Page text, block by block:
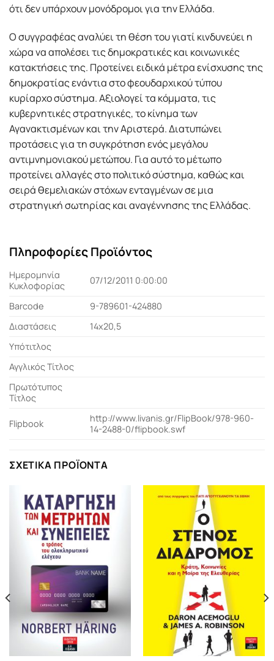
ότι δεν υπάρχουν μονόδρομοι για την Ελλάδα.
Ο συγγραφέας αναλύει τη θέση του γιατί κινδυνεύει η
χώρα να απολέσει τις δημοκρατικές και κοινωνικές
κατακτήσεις της. Προτείνει ειδικά μέτρα ενίσχυσης της
δημοκρατίας ενάντια στο φεουδαρχικού τύπου
κυρίαρχο σύστημα. Αξιολογεί τα κόμματα, τις
κυβερνητικές στρατηγικές, το κίνημα των
Αγανακτισμένων και την Αριστερά. Διατυπώνει
προτάσεις για τη συγκρότηση ενός μεγάλου
αντιμνημονιακού μετώπου. Για αυτό το μέτωπο
προτείνει αλλαγές στο πολιτικό σύστημα, καθώς και
σειρά θεμελιακών στόχων ενταγμένων σε μια
στρατηγική σωτηρίας και αναγέννησης της Ελλάδας.
Πληροφορίες Προϊόντος
Ημερομηνία
Κυκλοφορίας
07/12/2011 0:00:00
Barcode
9-789601-424880
Διαστάσεις
14x20,5
Υπότιτλος
Αγγλικός Τίτλος
Πρωτότυπος
Τίτλος
Flipbook
http://www.livanis.gr/FlipBook/978-960-
14-2488-0/flipbook.swf
ΣΧΕΤΙΚΆ ΠΡΟΪΌΝΤΑ